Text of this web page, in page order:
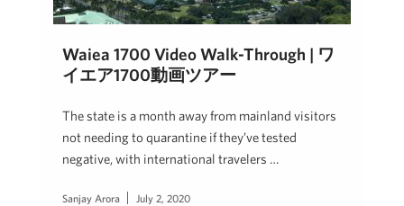
Waiea 1700 Video Walk-Through | ワ
イエア1700動画ツアー
The state is a month away from mainland visitors
not needing to quarantine if they’ve tested
negative, with international travelers …
Sanjay Arora July 2, 2020